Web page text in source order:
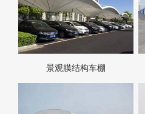
景观膜结构车棚